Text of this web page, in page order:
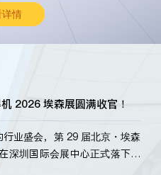
情
2026 埃森展圆满收官！
业盛会，第 29 届北京・埃森
深圳国际会展中心正式落下帷